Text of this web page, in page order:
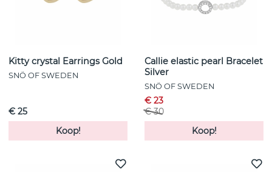
Kitty crystal Earrings Gold
SNÖ OF SWEDEN
€ 25
Koop!
Callie elastic pearl Bracelet
Silver
SNÖ OF SWEDEN
€ 23
€ 30
Koop!